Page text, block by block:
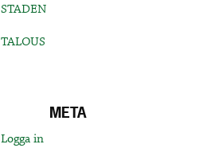
STADEN
TALOUS
META
Logga in